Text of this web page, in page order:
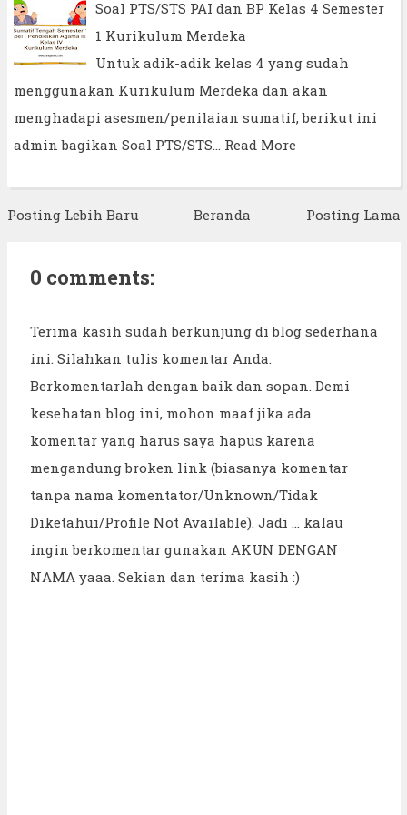
Soal PTS/STS PAI dan BP Kelas 4 Semester
1 Kurikulum Merdeka
Untuk adik-adik kelas 4 yang sudah
menggunakan Kurikulum Merdeka dan akan
menghadapi asesmen/penilaian sumatif, berikut ini
admin bagikan Soal PTS/STS…
Read More
Posting Lebih Baru Posting Lama
Beranda
0 comments:
Terima kasih sudah berkunjung di blog sederhana
ini. Silahkan tulis komentar Anda.
Berkomentarlah dengan baik dan sopan. Demi
kesehatan blog ini, mohon maaf jika ada
komentar yang harus saya hapus karena
mengandung broken link (biasanya komentar
tanpa nama komentator/Unknown/Tidak
Diketahui/Profile Not Available). Jadi ... kalau
ingin berkomentar gunakan AKUN DENGAN
NAMA yaaa. Sekian dan terima kasih :)